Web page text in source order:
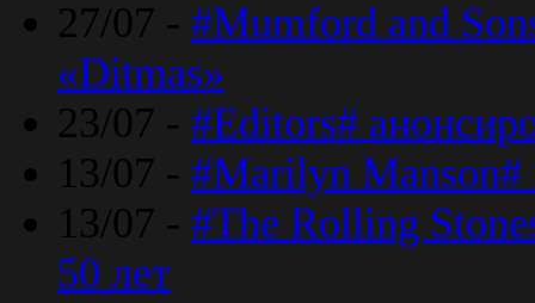
27/07 - #Mumford and
«Ditmas»
23/07 - #Editors#
13/07 - #Marilyn Manson#
13/07 - #The Rolling
50 лет